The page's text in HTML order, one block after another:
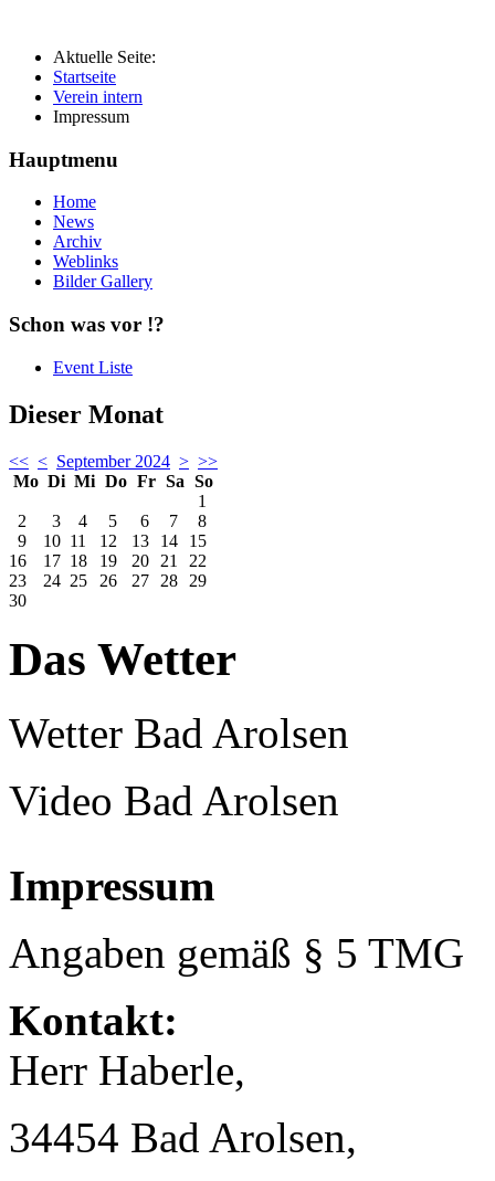
Aktuelle Seite:
Startseite
Verein intern
Impressum
Hauptmenu
Home
News
Archiv
Weblinks
Bilder Gallery
Schon was vor !?
Event Liste
Dieser Monat
<< < September 2024 > >>
Mo Di Mi Do Fr Sa So
1
2
3 4 5 6 7
8
9
10 11 12 13 14
15
16
17 18 19 20 21
22
23
24 25 26 27 28
29
30
Das Wetter
Wetter Bad Arolsen
Video Bad Arolsen
Impressum
Angaben gemäß § 5 TMG
Kontakt:
Herr Haberle,
34454 Bad Arolsen,